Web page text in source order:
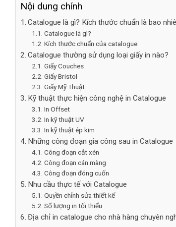
Nội dung chính
Catalogue là gì? Kích thước chuẩn là bao
Catalogue là gì?
Kích thước chuẩn của catalogue
Catalogue thường sử dụng loại giấy in nào?
Giấy Couches
Giấy Bristol
Giấy Mỹ Thuật
Kỹ thuật thực hiện công nghệ in Catalogue
In Offset
In kỹ thuật UV
In kỹ thuật ép kim
Những công đoạn gia công sau in Catalogue
Công đoạn cắt xén
Công đoạn cán màng
Công đoạn đóng cuốn
Nhu cầu thực tế với Catalogue
Quyền chỉnh sửa thiết kế
Số lượng in tối thiểu
Địa chỉ in catalogue cho nhà hàng chuyên